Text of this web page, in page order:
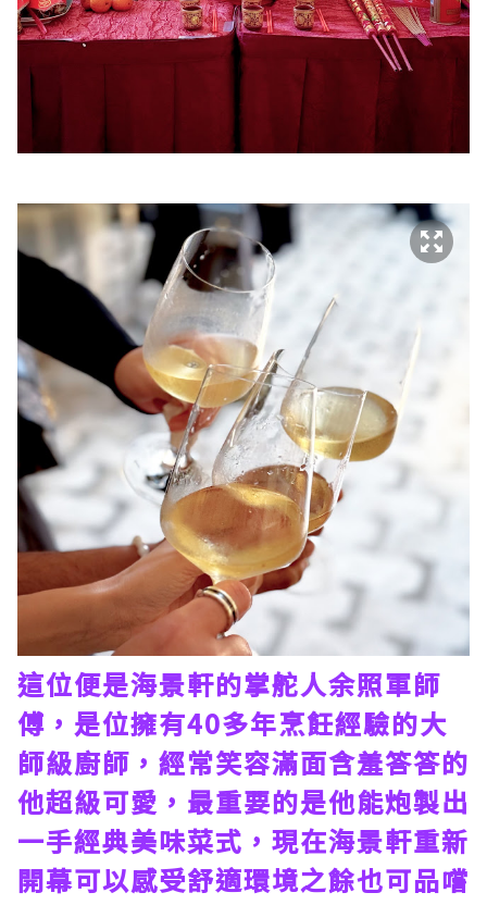
這位便是海景軒的掌舵人余照軍師
傅，是位擁有40多年烹飪經驗的大
師級廚師，經常笑容滿面含羞答答的
他超級可愛，最重要的是他能炮製出
一手經典美味菜式，現在海景軒重新
開幕可以感受舒適環境之餘也可品嚐